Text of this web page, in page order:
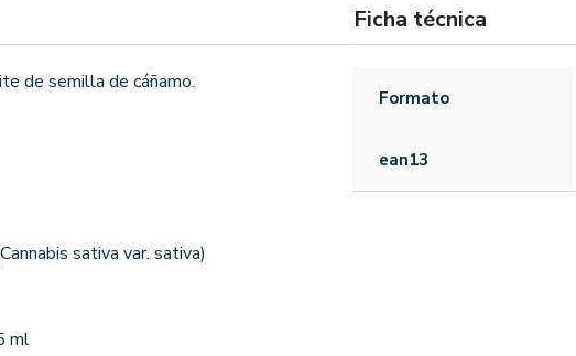
de semilla de cáñamo.
sativa var. sativa)
ml
Ficha técnica
Formato
ean13